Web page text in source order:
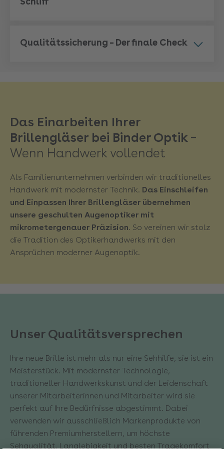
Qualitätssicherung – Der finale Check
Das Einarbeiten Ihrer
Brillengläser bei Binder Optik –
Wenn Handwerk vollendet
Als Familienunternehmen verbinden wir traditionelles
Handwerk mit modernster Technik. Das Einschleifen
und Einpassen Ihrer Brillengläser übernehmen
unsere geschulten Augenoptiker mit
mikrometergenauer Präzision. So vereinen wir stolz
die Tradition des Optikerhandwerks mit den
Ansprüchen moderner Augenoptik.
Unser Qualitätsversprechen
Ihre neue Brille ist mehr als nur eine Sehhilfe, sie ist ein
Meisterstück. Mit modernster Technologie,
traditioneller Handwerkskunst und der Leidenschaft
unserer Mitarbeiterinnen und Mitarbeiter wird sie
perfekt auf Ihre Bedürfnisse abgestimmt. Dabei
verwenden wir ausschließlich Markenprodukte von
führenden Premiumherstellern, um höchste
Sehqualität, Langlebigkeit und besten Tragekomfort